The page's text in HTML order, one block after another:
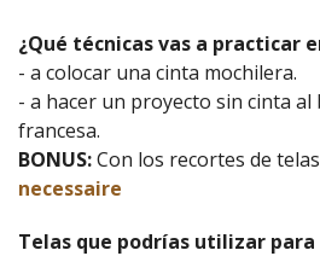
¿Qué técnicas vas a practicar
- a colocar una cinta mochilera.
- a hacer un proyecto sin cinta al
francesa.
BONUS:Con los recortes de
necessaire
Telas que podrías utilizar